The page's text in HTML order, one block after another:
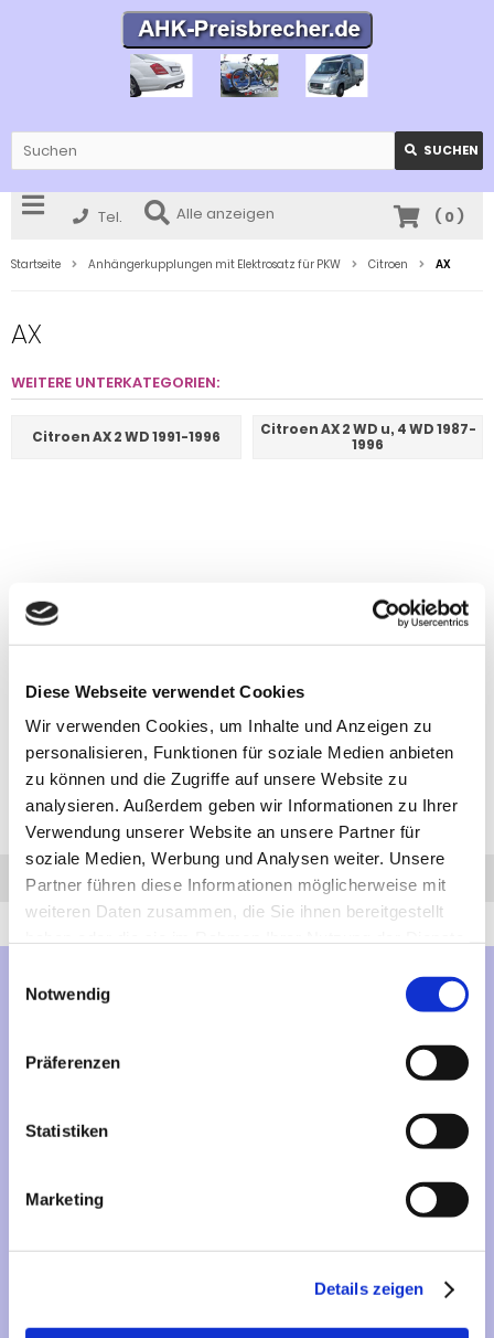
Diese Webseite verwendet Cookies
Wir verwenden Cookies, um Inhalte und Anzeigen zu
personalisieren, Funktionen für soziale Medien anbieten
zu können und die Zugriffe auf unsere Website zu
analysieren. Außerdem geben wir Informationen zu Ihrer
Verwendung unserer Website an unsere Partner für
soziale Medien, Werbung und Analysen weiter. Unsere
Partner führen diese Informationen möglicherweise mit
weiteren Daten zusammen, die Sie ihnen bereitgestellt
Notwendig
Präferenzen
Statistiken
Marketing
Details zeigen
SUCHEN
Tel. Alle anzeigen ( 0)
Startseite Anhängerkupplungen mit Elektrosatz für PKW Citroen AX
AX
WEITERE UNTERKATEGORIEN:
Citroen AX 2 WD 1991-1996
Citroen AX 2 WD u, 4 WD 1987-
1996
Anfrage Anrufen AHK-Finder
Mehr über...
Vertrag widerrufen
Informationen
Liefer- und Versandkosten
Impressum